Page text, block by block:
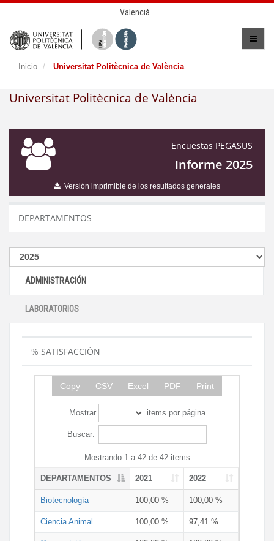
Valencià
Inicio Universitat Politècnica de València
Universitat Politècnica de València
Encuestas PEGASUS
Informe 2025
Versión imprimible de los resultados generales
DEPARTAMENTOS
ADMINISTRACIÓN
LABORATORIOS
% SATISFACCIÓN
Copy CSV Excel PDF Print
Mostrar items por página
Buscar:
Mostrando 1 a 42 de 42 items
DEPARTAMENTOS 2021 2022
Biotecnología 100,00 % 100,00 %
Ciencia Animal 100,00 % 97,41 %